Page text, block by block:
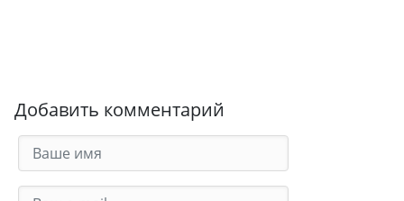
Добавить комментарий